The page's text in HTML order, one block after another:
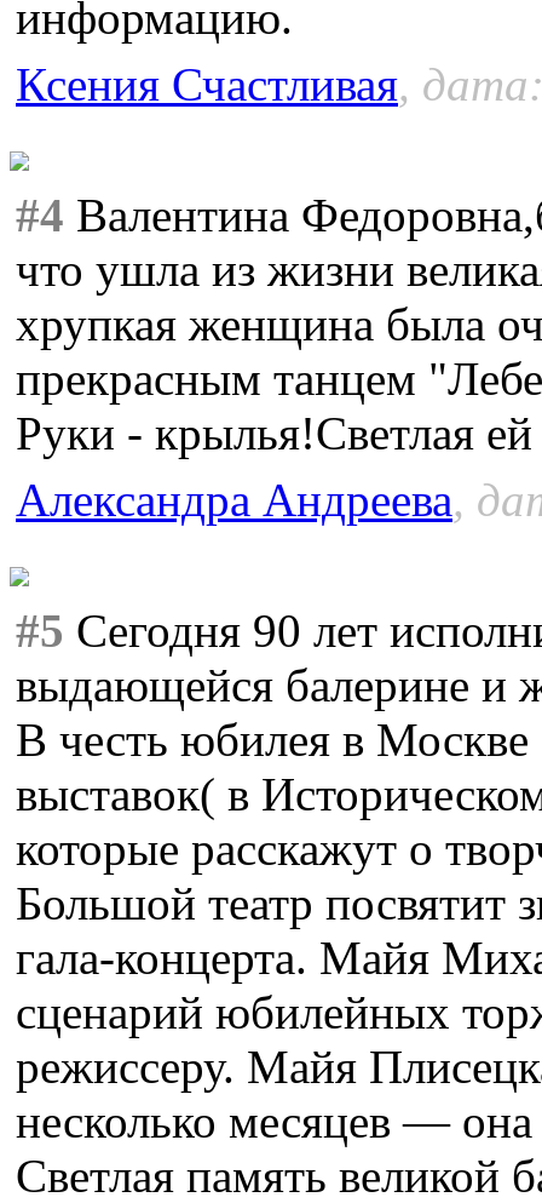
информацию.
Ксения Счастливая,
#4 Валентина
что ушла из жизни
хрупкая женщина была
прекрасным танцем
Руки - крылья!Светлая
Александра Андреева,
#5 Сегодня 90 лет
выдающейся балерине и
В честь юбилея в Москве
выставок( в
которые расскажут о
Большой театр посвятит
гала-концерта. Майя
сценарий юбилейных
режиссеру. Майя
несколько месяцев — она
Светлая память великой